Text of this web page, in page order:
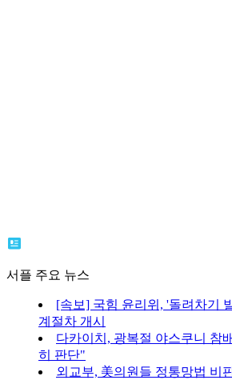
서플 주요 뉴스
[속보] 국힘 윤리위, '돌려차기
계절차 개시
다카이치, 광복절 야스쿠니 참
히 판단"
외교부, 美의원들 정통망법 비